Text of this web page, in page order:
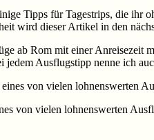
Tipps für Tagestrips, die ihr
wird dieser Artikel in den
ab Rom mit einer Anreisezeit
jedem Ausflugstipp nenne ich
von vielen lohnenswerten